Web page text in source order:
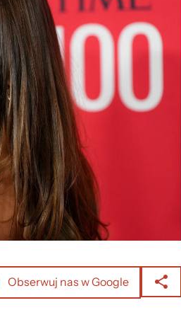
Obserwuj nas w Google